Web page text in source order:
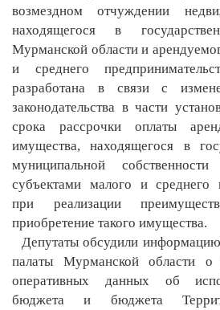
возмездном отчуждении
находящегося в
Мурманской области и
и среднего
разработана в связи с
законодательства в части
срока рассрочки оплаты
имущества, находящегося в
муниципальной
субъектами малого и среднего
при реализации
приобретение такого имущества.
Депутаты обсудили
палаты Мурманской области о
оперативных данных об
бюджета и бюджета